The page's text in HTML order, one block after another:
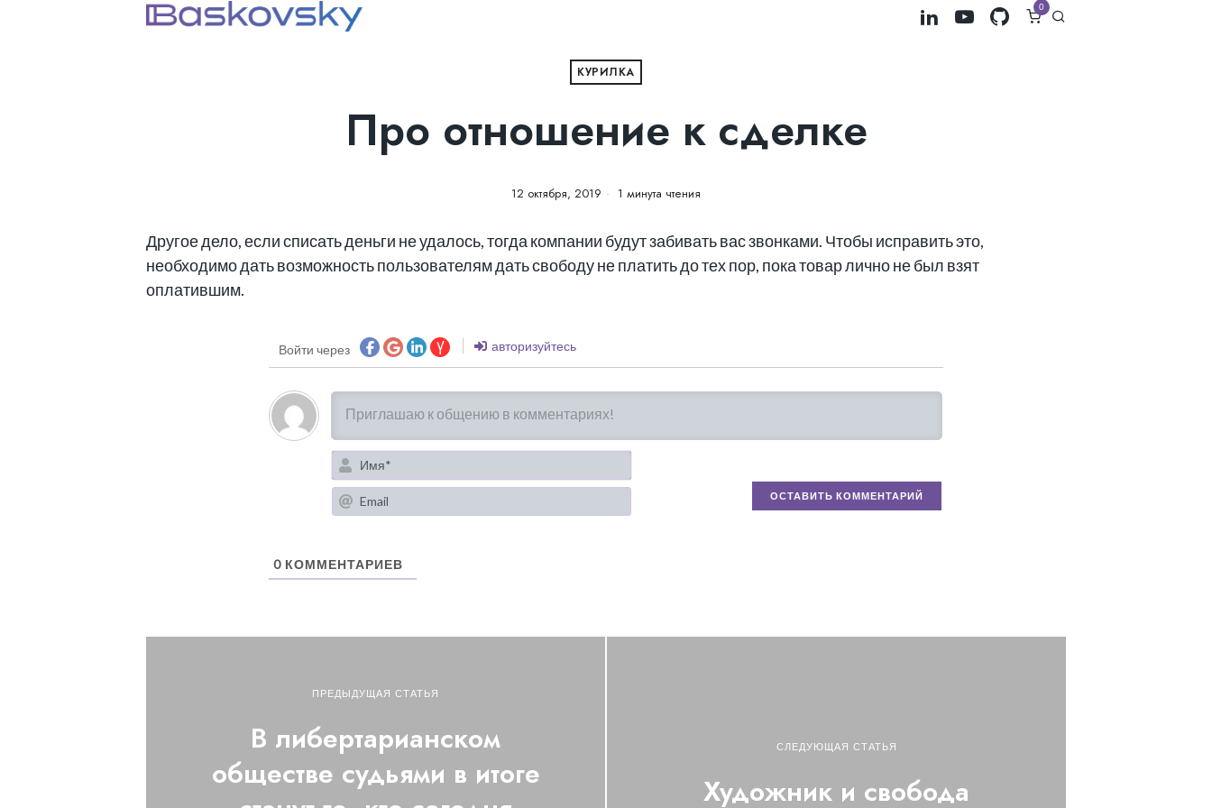
0
КУРИЛКА
Про отношение к сделке
12 октября, 2019 1 минута чтения
Другое дело, если списать деньги не удалось, тогда компании будут забивать вас звонками. Чтобы исправить это,
необходимо дать возможность пользователям дать свободу не платить до тех пор, пока товар лично не был взят
оплатившим.
Войти через авторизуйтесь
Имя*
Email
0 КОММЕНТАРИЕВ
ПРЕДЫДУЩАЯ СТАТЬЯ
В либертарианском
обществе судьями в итоге
СЛЕДУЮЩАЯ СТАТЬЯ
Художник и свобода